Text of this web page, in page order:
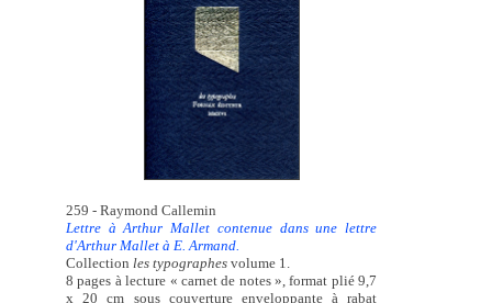
259 - Raymond Callemin
Lettre à Arthur Mallet contenue dans une lettre
d'Arthur Mallet à E. Armand.
Collection les typographesvolume 1.
8 pages à lecture « carnet de notes », format plié 9,7
x 20 cm sous couverture enveloppante à rabat